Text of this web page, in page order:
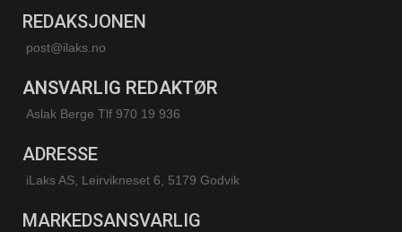
REDAKSJONEN
post@ilaks.no
ANSVARLIG REDAKTØR
Aslak Berge Tlf 970 19 936
ADRESSE
iLaks AS, Leirvikneset 6, 5179 Godvik
MARKEDSANSVARLIG